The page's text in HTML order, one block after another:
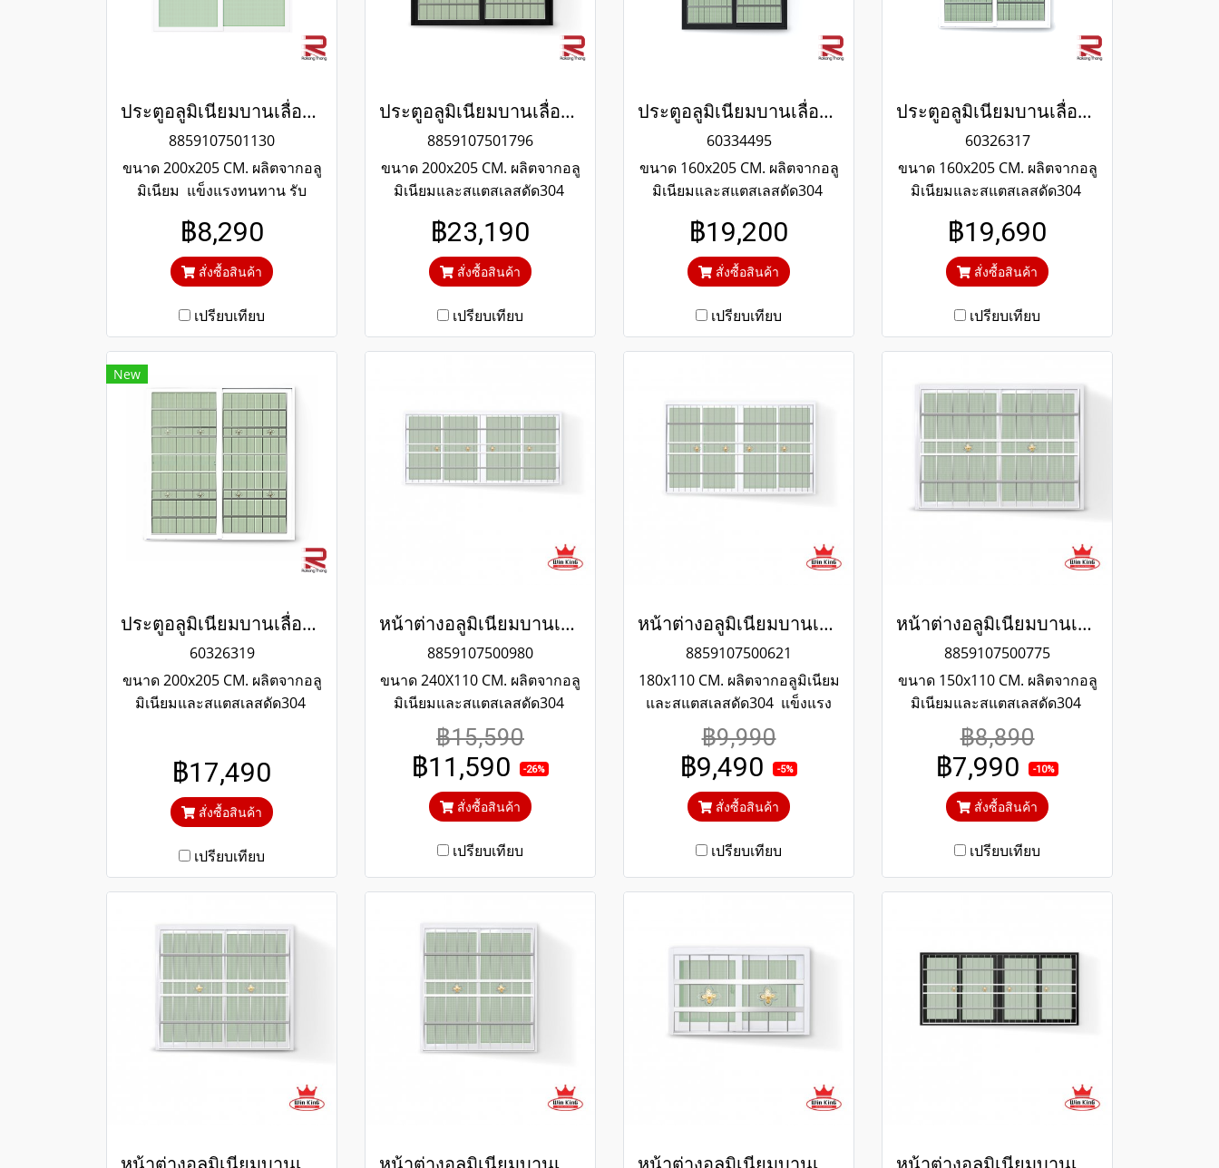
ประตูอลูมิเนียมบานเลื่อนสีขาว winking
8859107501130
ขนาด 200x205 CM. ผลิตจากอลู
มิเนียม แข็งแรงทนทาน รับ
ใช้งาน กระจกสีเขียวใสตัดแสง
ป้องกันความร้อนและรังสียูวี
฿8,290
สั่งซื้อสินค้า
เปรียบเทียบ
ประตูอลูมิเนียมบานเลื่อนสีดำสแตนเลสดัด winking
8859107501796
ขนาด 200x205 CM. ผลิตจากอลู
มิเนียมและสแตสเลสดัด304
เกิดสนิมตลอดอายุการใช้งาน
กระจกสีเขียวใสตัดแสงป้องกัน
ความร้อนและรังสียูวี
฿23,190
สั่งซื้อสินค้า
เปรียบเทียบ
ประตูอลูมิเนียมบานเลื่อนสีดำสแตนเลสดัด winking
60334495
ขนาด 160x205 CM. ผลิตจากอลู
มิเนียมและสแตสเลสดัด304
เกิดสนิมตลอดอายุการใช้งาน
กระจกสีเขียวใสตัดแสงป้องกัน
ความร้อนและรังสียูวี
฿19,200
สั่งซื้อสินค้า
เปรียบเทียบ
ประตูอลูมิเนียมบานเลื่อนสีขาวสแตนเลสดัด winking
60326317
ขนาด 160x205 CM. ผลิตจากอลู
มิเนียมและสแตสเลสดัด304
เกิดสนิมตลอดอายุการใช้งาน
กระจกสีเขียวใสตัดแสงป้องกัน
ความร้อนและรังสียูวี
฿19,690
สั่งซื้อสินค้า
เปรียบเทียบ
New
ประตูอลูมิเนียมบานเลื่อนสีขาวสแตนเลสดัด winking
60326319
ขนาด 200x205 CM. ผลิตจากอลู
มิเนียมและสแตสเลสดัด304
กระจกสีเขียวใสตัดแสงป้องกัน
ความร้อนและรังสียูวี
฿17,490
สั่งซื้อสินค้า
เปรียบเทียบ
หน้าต่างอลูมิเนียมบานเลื่อนสีขาวสแตนเลสดัด winking
8859107500980
ขนาด 240X110 CM. ผลิตจากอลู
มิเนียมและสแตสเลสดัด304
แข็งแรงทนทาน รับประกันไม่
เกิดสนิมตลอดอายุการใช้งาน
กระจกสีเขียวใสตัดแสงป้องกัน
ความร้อนและรังสียูวี
฿15,590
฿11,590 -26%
สั่งซื้อสินค้า
เปรียบเทียบ
หน้าต่างอลูมิเนียมบานเลื่อนสีขาวสแตนเลสดัด winking
8859107500621
180x110 CM. ผลิตจากอลูมิเนียม
และสแตสเลสดัด304 แข็งแรง
ทนทาน รับประกันไม่เกิดสนิม
ตลอดอายุการใช้งานกระจกสี
เขียวใสตัดแสงป้องกันความร้อน
และรังสียูวี
฿9,990
฿9,490 -5%
สั่งซื้อสินค้า
เปรียบเทียบ
หน้าต่างอลูมิเนียมบานเลื่อนสีขาวสแตนเลสดัด winking
8859107500775
ขนาด 150x110 CM. ผลิตจากอลู
มิเนียมและสแตสเลสดัด304
แข็งแรงทนทาน รับประกันไม่
เกิดสนิมตลอดอายุการใช้งาน
กระจกสีเขียวใสตัดแสงป้องกัน
ความร้อนและรังสียูวี
฿8,890
฿7,990 -10%
สั่งซื้อสินค้า
เปรียบเทียบ